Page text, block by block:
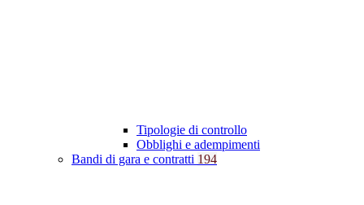
Tipologie di controllo
Obblighi e adempimenti
Bandi di gara e contratti 194